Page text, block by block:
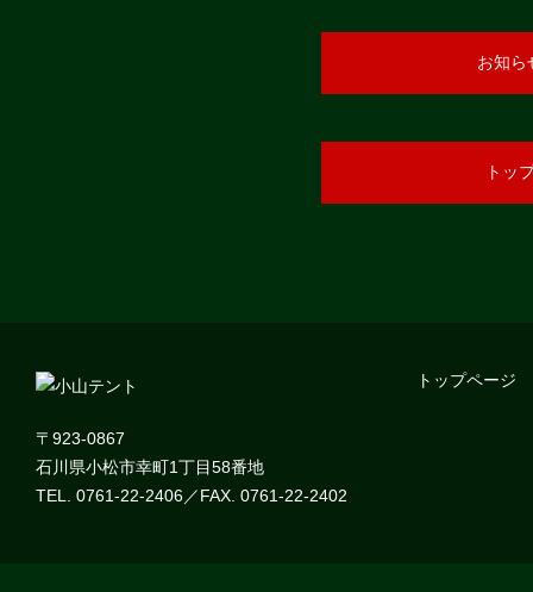
お知ら
トッ
〒923-0867
石川県小松市幸町1丁目58番地
TEL. 0761-22-2406／FAX. 0761-22-2402
トップページ